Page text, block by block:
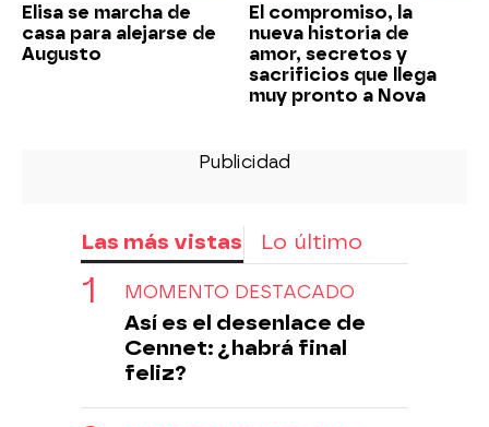
Elisa se marcha de
casa para alejarse de
Augusto
El compromiso, la
nueva historia de
amor, secretos y
sacrificios que llega
muy pronto a Nova
Las más vistas Lo último
MOMENTO DESTACADO
Así es el desenlace de
Cennet: ¿habrá final
feliz?